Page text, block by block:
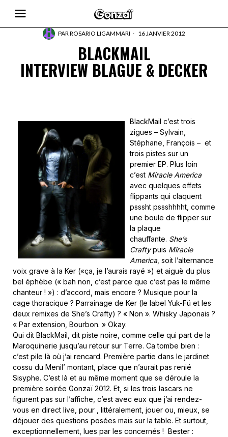
PARROSARIO LIGAMMARI 16 JANVIER 2012
BLACKMAIL
INTERVIEW BLAGUE & DECKER
BlackMail c’est trois
zigues – Sylvain,
Stéphane, François – et
trois pistes sur un
premier EP. Plus loin
c’est Miracle America
avec quelques effets
flippants qui claquent
psssht pssshhhht, comme
une boule de flipper sur
la plaque
chauffante. She’s
Craftypuis Miracle
America, soit l’alternance
voix grave à la Ker («ça, je l’aurais rayé ») et aiguë du plus
bel éphèbe (« bah non, c’est parce que c’est pas le même
chanteur ! ») : d’accord, mais encore ? Musique pour la
cage thoracique ? Parrainage de Ker (le label Yuk-Fü et les
deux remixes de She’s Crafty) ? « Non ». Whisky Japonais ?
« Par extension, Bourbon. » Okay.
Qui dit BlackMail, dit piste noire, comme celle qui part de la
Maroquinerie jusqu’au retour sur Terre. Ca tombe bien :
c’est pile là où j’ai rencard. Première partie dans le jardinet
cossu du Menil’ montant, place que n’aurait pas renié
Sisyphe. C’est là et au même moment que se déroule la
première soirée Gonzaï 2012. Et, si les trois lascars ne
figurent pas sur l’affiche, c’est avec eux que j’ai rendez-
vous en direct live, pour , littéralement, jouer ou, mieux, se
déjouer des questions posées mais sur la table. Et surtout,
exceptionnellement, lues par les concernés ! Bester :